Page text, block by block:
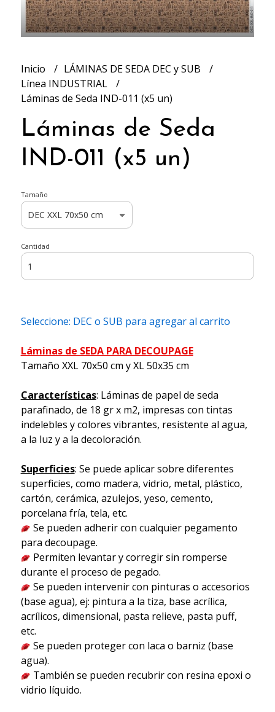
Inicio
LÁMINAS DE SEDA DEC y SUB
Línea INDUSTRIAL
Láminas de Seda IND-011 (x5 un)
Láminas de Seda
IND-011 (x5 un)
Tamaño
Cantidad
Seleccione: DEC o SUB para agregar al carrito
Láminas de SEDA PARA DECOUPAGE
Tamaño XXL 70x50 cm y XL 50x35 cm
Características: Láminas de papel de seda
parafinado, de 18 gr x m2, impresas con tintas
indelebles y colores vibrantes, resistente al agua,
a la luz y a la decoloración.
Superficies: Se puede aplicar sobre diferentes
superficies, como madera, vidrio, metal, plástico,
cartón, cerámica, azulejos, yeso, cemento,
porcelana fría, tela, etc.
Se pueden adherir con cualquier pegamento
para decoupage.
Permiten levantar y corregir sin romperse
durante el proceso de pegado.
Se pueden intervenir con pinturas o accesorios
(base agua), ej: pintura a la tiza, base acrílica,
acrílicos, dimensional, pasta relieve, pasta puff,
etc.
Se pueden proteger con laca o barniz (base
agua).
También se pueden recubrir con resina epoxi o
vidrio líquido.